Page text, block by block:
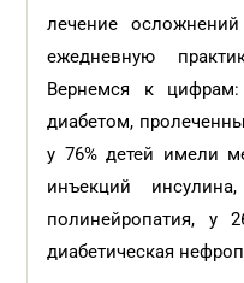
лечение
ежедневную
Вернемся к
диабетом,
у 76% детей имели
инъекций
полинейропатия, у
диабетическая